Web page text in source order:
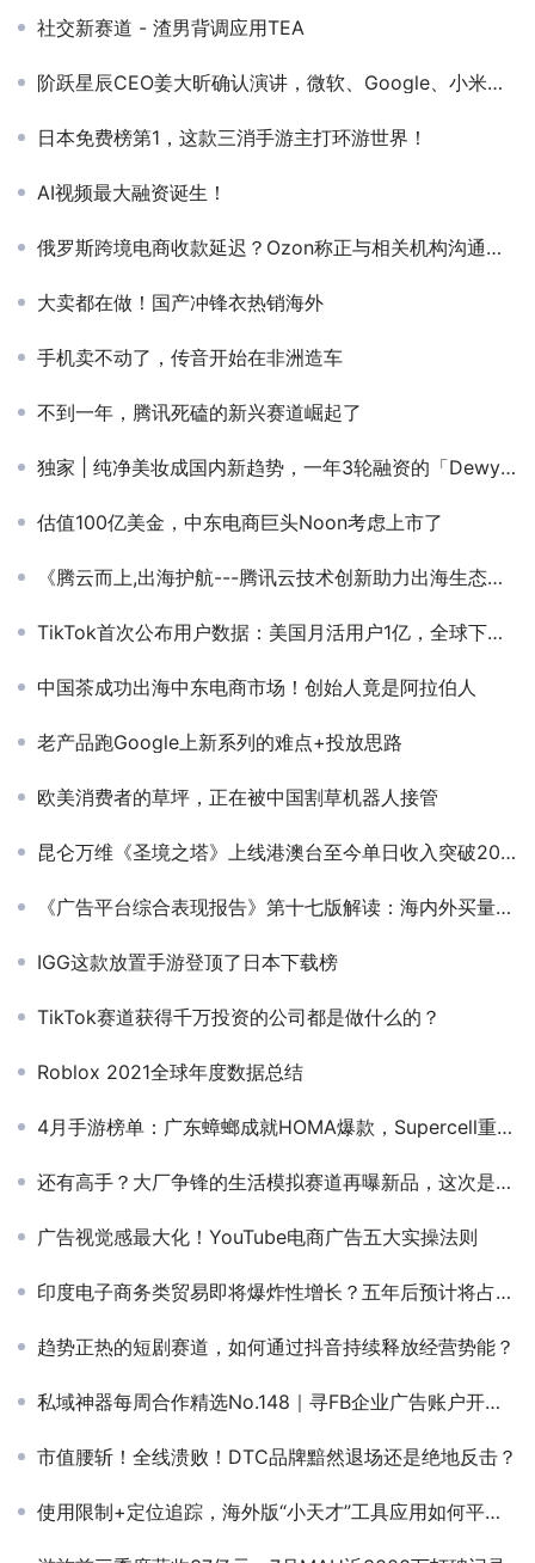
社交新赛道 - 渣男背调应用TEA
阶跃星辰CEO姜大昕确认演讲，微软、Google、小米、小红书、Kimi的专家同台分享Agent实践
日本免费榜第1，这款三消手游主打环游世界！
AI视频最大融资诞生！
俄罗斯跨境电商收款延迟？Ozon称正与相关机构沟通解决
大卖都在做！国产冲锋衣热销海外
手机卖不动了，传音开始在非洲造车
不到一年，腾讯死磕的新兴赛道崛起了
独家 | 纯净美妆成国内新趋势，一年3轮融资的「Dewy Lab淂意」靠什么快速起盘？
估值100亿美金，中东电商巨头Noon考虑上市了
《腾云而上,出海护航---腾讯云技术创新助力出海生态共建》——腾讯云--出海解决方案总架构师-郑东
TikTok首次公布用户数据：美国月活用户1亿，全球下载量约20亿
中国茶成功出海中东电商市场！创始人竟是阿拉伯人
老产品跑Google上新系列的难点+投放思路
欧美消费者的草坪，正在被中国割草机器人接管
昆仑万维《圣境之塔》上线港澳台至今单日收入突破200万元
《广告平台综合表现报告》第十七版解读：海内外买量市场卷生卷死，究竟谁是新·增量渠道？
IGG这款放置手游登顶了日本下载榜
TikTok赛道获得千万投资的公司都是做什么的？
Roblox 2021全球年度数据总结
4月手游榜单：广东蟑螂成就HOMA爆款，Supercell重回世界巅峰
还有高手？大厂争锋的生活模拟赛道再曝新品，这次是沐瞳挑战绘本风
广告视觉感最大化！YouTube电商广告五大实操法则
印度电子商务类贸易即将爆炸性增长？五年后预计将占总零售贸易份额的8%
趋势正热的短剧赛道，如何通过抖音持续释放经营势能？
私域神器每周合作精选No.148｜寻FB企业广告账户开户；海外广告业务及游戏广告优化师热招；寻东南亚广告、游戏、短剧等资源
市值腰斩！全线溃败！DTC品牌黯然退场还是绝地反击？
使用限制+定位追踪，海外版“小天才”工具应用如何平衡安全与自由？